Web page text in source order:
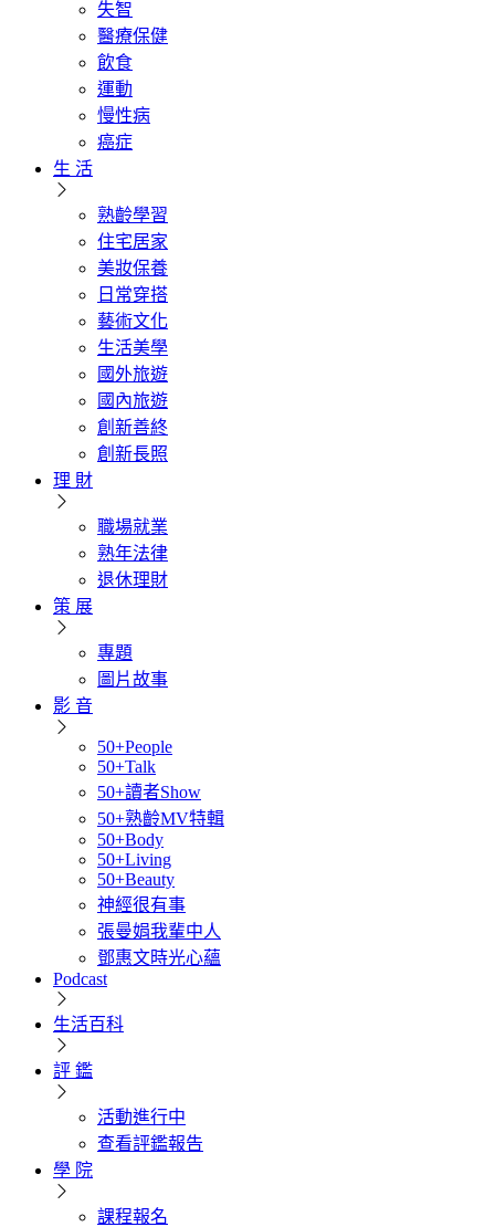
失智
醫療保健
飲食
運動
慢性病
癌症
生 活
熟齡學習
住宅居家
美妝保養
日常穿搭
藝術文化
生活美學
國外旅遊
國內旅遊
創新善終
創新長照
理 財
職場就業
熟年法律
退休理財
策 展
專題
圖片故事
影 音
50+People
50+Talk
50+讀者Show
50+熟齡MV特輯
50+Body
50+Living
50+Beauty
神經很有事
張曼娟我輩中人
鄧惠文時光心蘊
Podcast
生活百科
評 鑑
活動進行中
查看評鑑報告
學 院
課程報名